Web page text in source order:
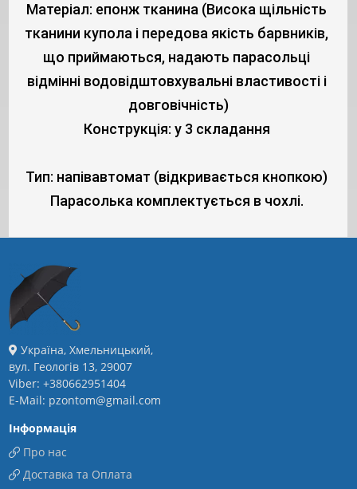
Матеріал: епонж тканина (Висока щільність
тканини купола і передова якість барвників,
що приймаються, надають парасольці
відмінні водовідштовхувальні властивості і
довговічність)
Конструкція: у 3 складання
Тип: напівавтомат (відкривається кнопкою)
Парасолька комплектується в чохлі.
Україна, Хмельницький,
вул. Геологів 13, 29007
Viber: +380662951404
E-Mail: pzontom@gmail.com
Інформація
Про нас
Доставка та Оплата